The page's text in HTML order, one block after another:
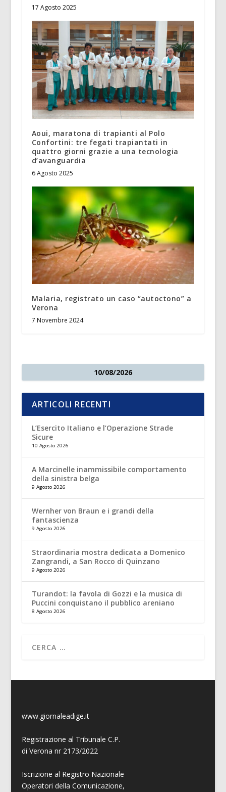
17 Agosto 2025
Aoui, maratona di trapianti al Polo
Confortini: tre fegati trapiantati in
quattro giorni grazie a una tecnologia
d’avanguardia
6 Agosto 2025
Malaria, registrato un caso “autoctono” a
Verona
7 Novembre 2024
10/08/2026
ARTICOLI RECENTI
L’Esercito Italiano e l’Operazione Strade
Sicure
10 Agosto 2026
A Marcinelle inammissibile comportamento
della sinistra belga
9 Agosto 2026
Wernher von Braun e i grandi della
fantascienza
9 Agosto 2026
Straordinaria mostra dedicata a Domenico
Zangrandi, a San Rocco di Quinzano
9 Agosto 2026
Turandot: la favola di Gozzi e la musica di
Puccini conquistano il pubblico areniano
8 Agosto 2026
www.giornaleadige.it
Registrazione al Tribunale C.P.
di Verona nr 2173/2022
Iscrizione al Registro Nazionale
Operatori della Comunicazione,